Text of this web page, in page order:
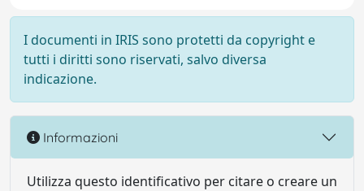
I documenti in IRIS sono protetti da copyright e
tutti i diritti sono riservati, salvo diversa
indicazione.
Informazioni
Utilizza questo identificativo per citare o creare un